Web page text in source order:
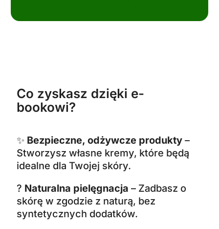
Co zyskasz dzięki e-
bookowi?
✨ Bezpieczne, odżywcze produkty–
Stworzysz własne kremy, które będą
idealne dla Twojej skóry.
? Naturalna pielęgnacja – Zadbasz o
skórę w zgodzie z naturą, bez
syntetycznych dodatków.